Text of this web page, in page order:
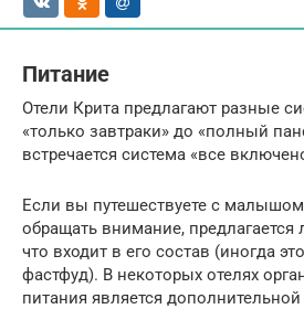
Питание
Отели Крита предлагают разные
«только завтраки» до «полный
встречается система «все
Если вы путешествуете с
обращать внимание, предлагается
что входит в его состав (иногда
фастфуд). В некоторых отелях
питания является